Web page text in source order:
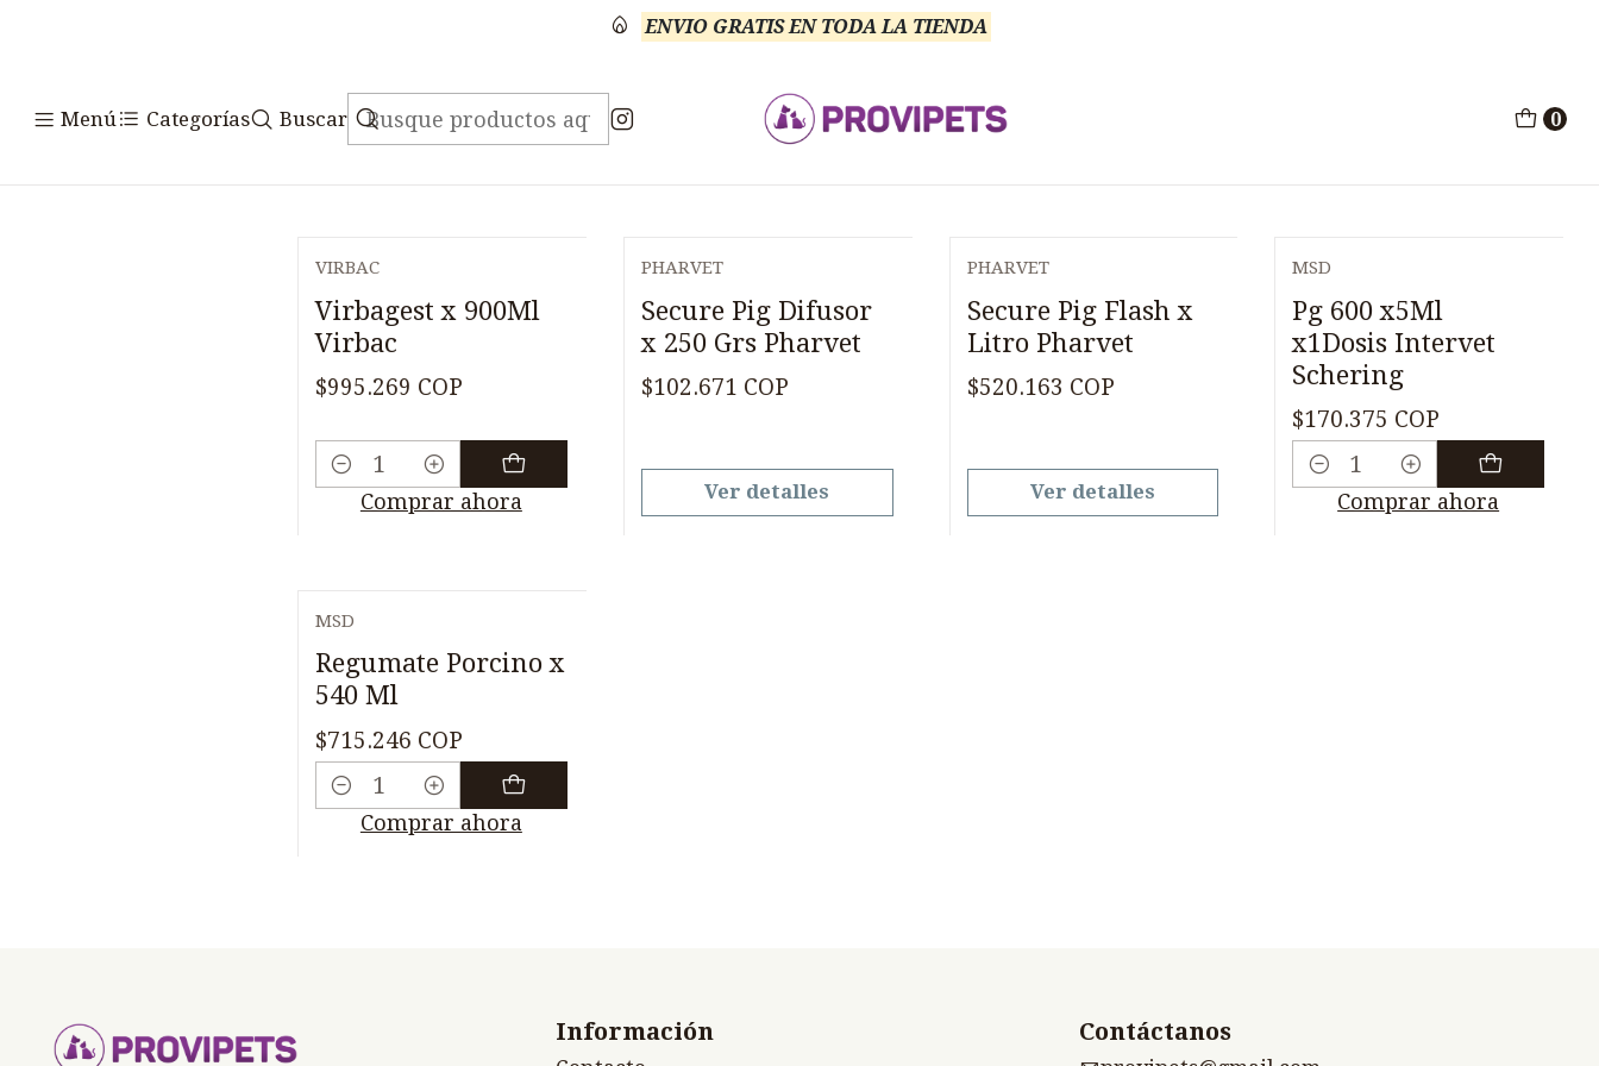
Menú Categorías Buscar 0
ENVIO GRATIS EN TODA LA TIENDA
Medicamentos Porcicultura Hormonales
Porcicultura Hormonales
VIRBAC
Virbagest x 900Ml
Virbac
$995.269 COP
Cantidad
Comprar ahora
PHARVET
Secure Pig Difusor
x 250 Grs Pharvet
$102.671 COP
Ver detalles
PHARVET
Secure Pig Flash x
Litro Pharvet
$520.163 COP
Ver detalles
MSD
Pg 600 x5Ml
x1Dosis Intervet
Schering
$170.375 COP
Cantidad
Comprar ahora
MSD
Regumate Porcino x
540 Ml
$715.246 COP
Cantidad
Comprar ahora
Información Contáctanos